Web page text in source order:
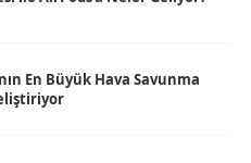
En Büyük Hava Savunma